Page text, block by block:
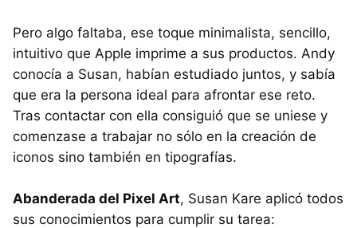
Pero algo faltaba, ese toque minimalista, sencillo,
intuitivo que Apple imprime a sus productos. Andy
conocía a Susan, habían estudiado juntos, y sabía
que era la persona ideal para afrontar ese reto.
Tras contactar con ella consiguió que se uniese y
comenzase a trabajar no sólo en la creación de
iconos sino también en tipografías.
Abanderada del Pixel Art, Susan Kare aplicó todos
sus conocimientos para cumplir su tarea: